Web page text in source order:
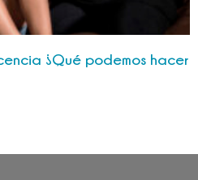
¿Qué podemos hacer